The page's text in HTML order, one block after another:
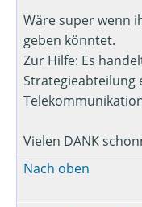
Wäre super wenn
geben könntet.
Zur Hilfe: Es
Strategieabteilung
Vielen DANK
Nach oben